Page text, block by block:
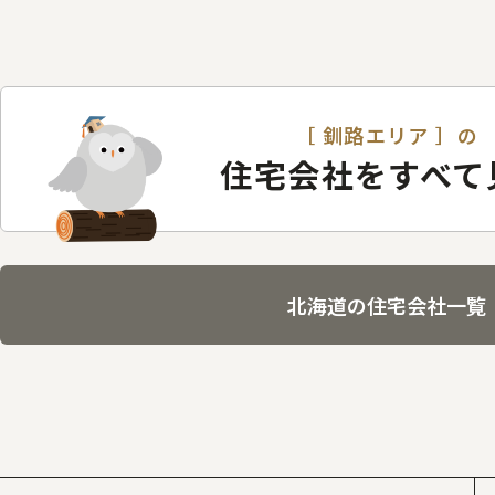
［ 釧路エリア ］の
住宅会社をすべ
北海道の住宅会社一覧